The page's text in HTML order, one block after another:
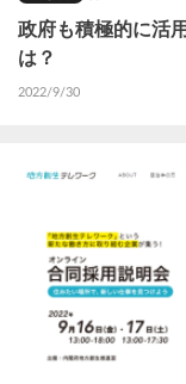
政府も積極的に活
は？
2022/9/30